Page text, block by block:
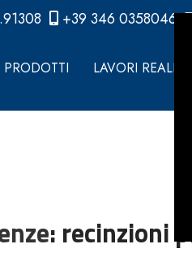
+39 346 0358046
PRODOTTI LAVORI
: recinzioni